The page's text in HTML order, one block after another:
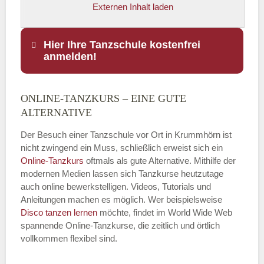
Externen Inhalt laden
Hier Ihre Tanzschule kostenfrei
anmelden!
Name
E-Mail*
Name der Tanzschule
ONLINE-TANZKURS – EINE GUTE
ALTERNATIVE
Der Besuch einer Tanzschule vor Ort in Krummhörn ist
nicht zwingend ein Muss, schließlich erweist sich ein
Online-Tanzkurs oftmals als gute Alternative. Mithilfe der
modernen Medien lassen sich Tanzkurse heutzutage
auch online bewerkstelligen. Videos, Tutorials und
Anleitungen machen es möglich. Wer beispielsweise
Disco tanzen lernen möchte, findet im World Wide Web
spannende Online-Tanzkurse, die zeitlich und örtlich
vollkommen flexibel sind.